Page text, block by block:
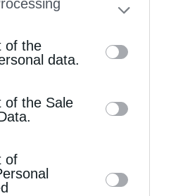
may separately opt-out
on the IAB’s list
This
be disclosed by us to
List of
parties.
of the
data.
of the Sale
of